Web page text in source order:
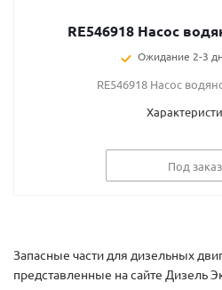
RE546918 Насос
Ожидание 2-3
RE546918 Насос
Под заказ
Запасные части для дизельных
представленные на сайте Дизель